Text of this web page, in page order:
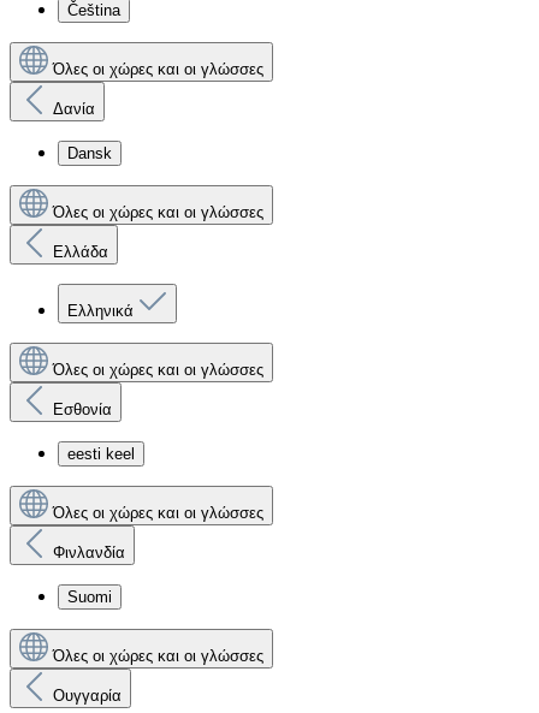
Čeština
Όλες οι χώρες και οι γλώσσες
Δανία
Dansk
Όλες οι χώρες και οι γλώσσες
Ελλάδα
Ελληνικά
Όλες οι χώρες και οι γλώσσες
Εσθονία
eesti keel
Όλες οι χώρες και οι γλώσσες
Φινλανδία
Suomi
Όλες οι χώρες και οι γλώσσες
Ουγγαρία